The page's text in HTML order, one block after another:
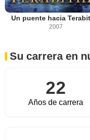
Un puente hacia
2007
Su carrera en
22
Años de carrera